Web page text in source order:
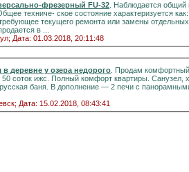
фрезерный FU-32 . Наблюдается
техниче- ское состояние характеризуется
текущего ремонта или замены
в ...
Дата: 01.03.2018, 20:11:48
деревне у озера недорого . Продам комфортный
ижс. Полный комфорт квартиры. Санузел, холодная и горячая вода,
стёклами.Информация на портале домиклайт.Вода
Дата: 15.02.2018, 08:43:41